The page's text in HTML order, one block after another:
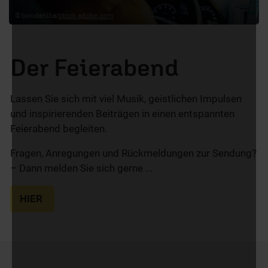
Der Feierabend
Lassen Sie sich mit viel Musik, geistlichen Impulsen
und inspirierenden Beiträgen in einen entspannten
Feierabend begleiten.
Fragen, Anregungen und Rückmeldungen zur Sendung?
– Dann melden Sie sich gerne ...
HIER